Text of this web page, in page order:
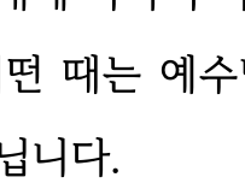
때는 예
니다.